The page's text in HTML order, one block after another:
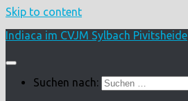
Skip to content
Indiaca im CVJM Sylbach Pivitsheide
Suchen nach: